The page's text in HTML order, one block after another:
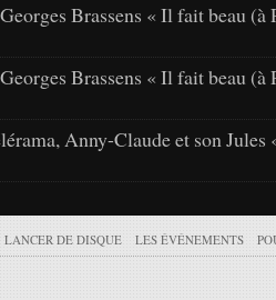
Georges Brassens « Il fait beau (à
Georges Brassens « Il fait beau (à
Anny-Claude et son Jules
LANCER DE DISQUE LES ÉVÉNEMENTS